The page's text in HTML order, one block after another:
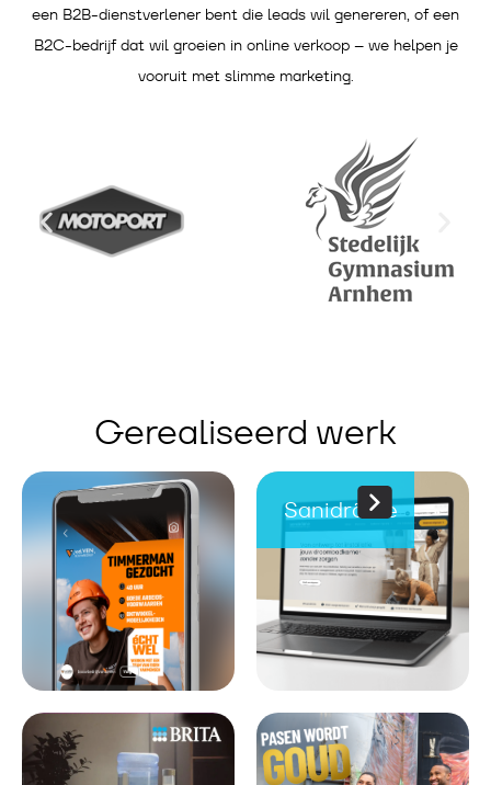
een B2B-dienstverlener bent die leads wil genereren, of een
B2C-bedrijf dat wil groeien in online verkoop – we helpen je
vooruit met slimme marketing.
Gerealiseerd werk
Sanidrõme